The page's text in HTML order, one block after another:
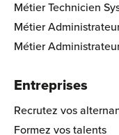
Métier Technicien
Métier
Métier
Entreprises
Recrutez vos
Formez vos talents